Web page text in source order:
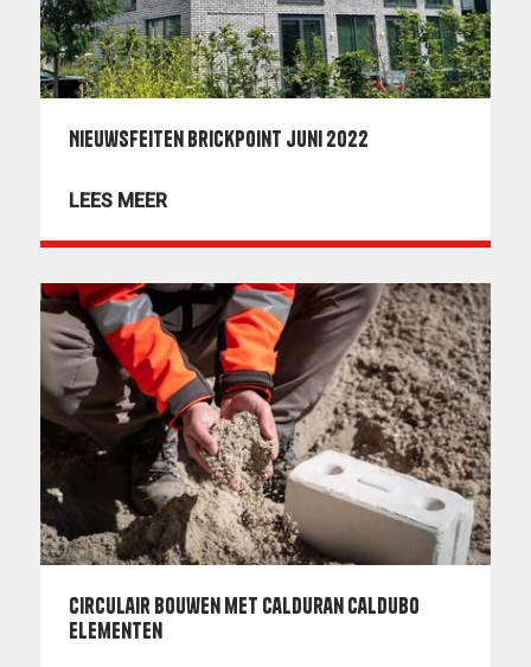
Nieuwsfeiten BrickPoint juni 2022
LEES MEER
Circulair bouwen met Calduran Caldubo
elementen